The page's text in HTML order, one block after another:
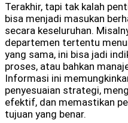
Terakhir, tapi tak kalah
bisa menjadi masukan
secara keseluruhan.
departemen tertentu
yang sama, ini bisa jadi
proses, atau bahkan
Informasi ini
penyesuaian strategi,
efektif, dan memastikan
tujuan yang benar.